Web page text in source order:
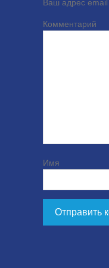
Ваш адрес email